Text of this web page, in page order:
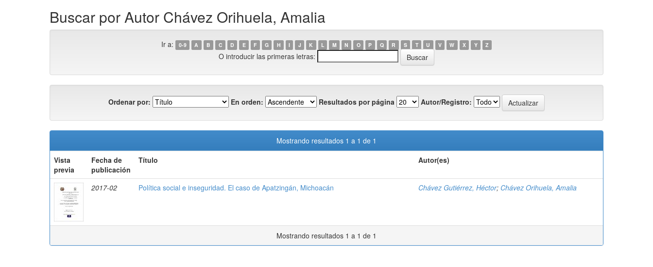
Buscar por Autor Chávez Orihuela, Amalia
Ir a: 0-9 A B C D E F G H I J K L M N O P Q R S T U V W X Y Z
O introducir las primeras letras:
Ordenar por: En orden: Resultados por página Autor/Registro:
Mostrando resultados 1 a 1 de 1
Vista
previa
Fecha de
publicación
Título Autor(es)
2017-02 Política social e inseguridad. El caso de Apatzingán, Michoacán Chávez Gutiérrez, Héctor; Chávez Orihuela, Amalia
Mostrando resultados 1 a 1 de 1